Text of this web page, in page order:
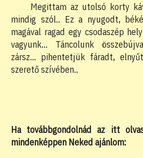
Megittam az utolsó korty
mindig szól.. Ez a nyugodt,
magával ragad egy csodaszép
vagyunk… Táncolunk
zársz… pihentetjük fáradt,
szerető szívében..
Ha továbbgondolnád az itt
mindenképpen Neked ajánlom: